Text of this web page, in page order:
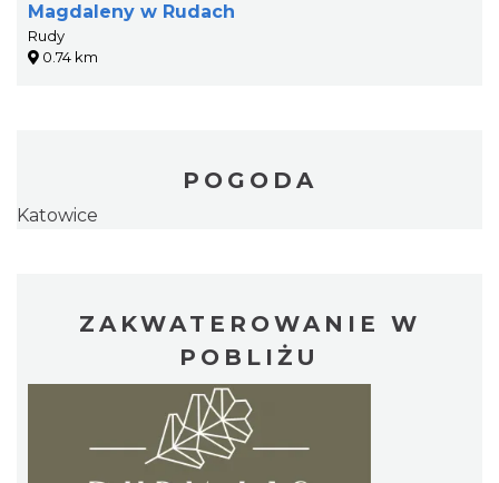
Magdaleny w Rudach
Rudy
0.74 km
POGODA
Katowice
ZAKWATEROWANIE W
POBLIŻU